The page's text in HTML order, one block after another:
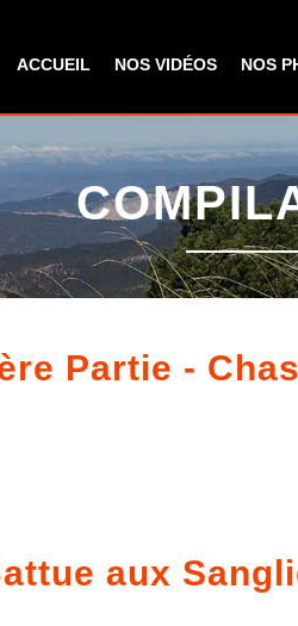
principal
ACCUEIL NOS VIDÉOS NOS
Partie -
aux